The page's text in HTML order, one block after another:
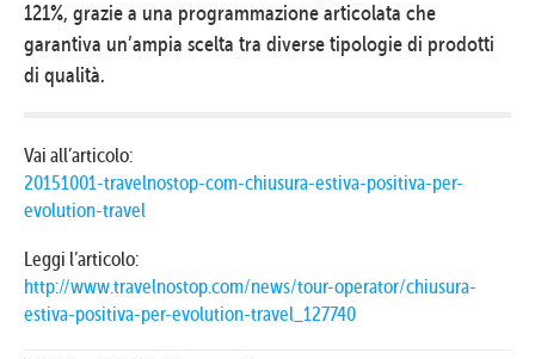
121%, grazie a una programmazione articolata che
garantiva un’ampia scelta tra diverse tipologie di prodotti
di qualità.
Vai all’articolo:
20151001-travelnostop-com-chiusura-estiva-positiva-per-
evolution-travel
Leggi l’articolo:
http://www.travelnostop.com/news/tour-operator/chiusura-
estiva-positiva-per-evolution-travel_127740